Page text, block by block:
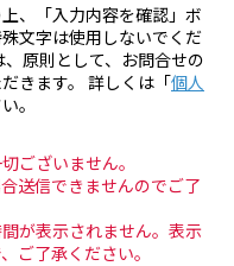
、「入力内容を確認」ボ
文字は使用しないでくだ
原則として、お問合せの
きます。 詳しくは「個人
。
ございません。
送信できませんのでご了
が表示されません。表示
ご了承ください。